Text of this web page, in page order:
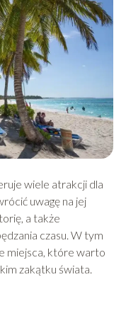
wiele atrakcji dla
uwagę na jej
a także
czasu. W tym
miejsca, które warto
zakątku świata.